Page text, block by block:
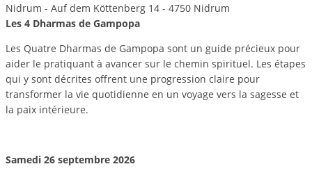
Nidrum - Auf dem Köttenberg 14 - 4750 Nidrum
Les 4 Dharmas de Gampopa
Les Quatre Dharmas de Gampopa sont un guide précieux pour
aider le pratiquant à avancer sur le chemin spirituel. Les étapes
qui y sont décrites offrent une progression claire pour
transformer la vie quotidienne en un voyage vers la sagesse et
la paix intérieure.
Samedi 26 septembre 2026